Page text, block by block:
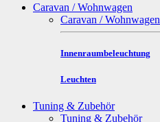
Caravan / Wohnwagen
Caravan / Wohnwagen
Innenraumbeleuchtung
Leuchten
Tuning & Zubehör
Tuning & Zubehör